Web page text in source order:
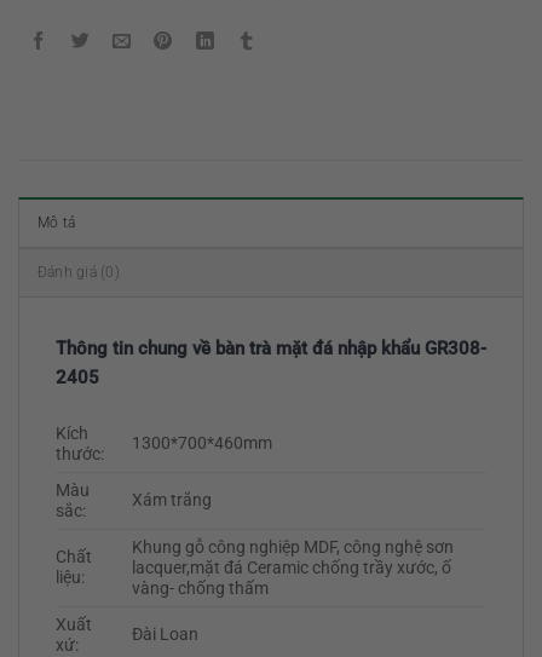
Mô tả
Đánh giá (0)
Thông tin chung về bàn trà mặt đá nhập khẩu GR308-
2405
Kích
thước:
1300*700*460mm
Màu
sắc:
Xám trắng
Chất
liệu:
Khung gỗ công nghiệp MDF, công nghệ sơn
lacquer,mặt đá Ceramic chống trầy xước, ố
vàng- chống thấm
Xuất
xứ:
Đài Loan